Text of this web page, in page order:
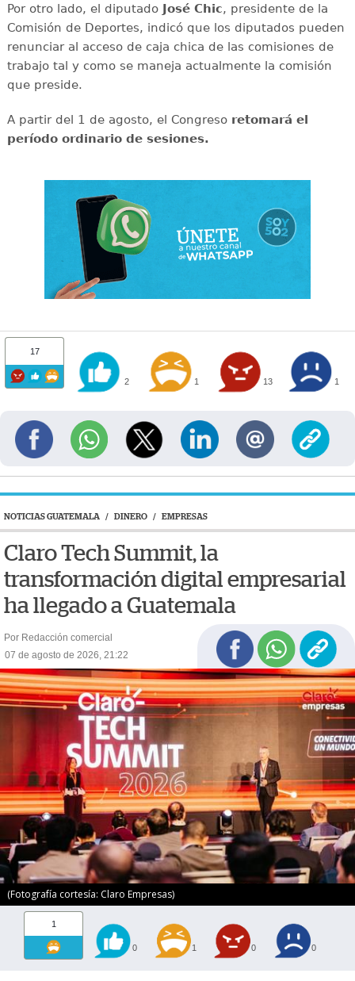
Por otro lado, el diputado José Chic, presidente de la
Comisión de Deportes, indicó que los diputados pueden
renunciar al acceso de caja chica de las comisiones de
trabajo tal y como se maneja actualmente la comisión
que preside.
A partir del 1 de agosto, el Congreso retomará el
período ordinario de sesiones.
17
2 1 13 1
NOTICIAS GUATEMALA / DINERO / EMPRESAS
Claro Tech Summit, la
transformación digital empresarial
ha llegado a Guatemala
Por Redacción comercial
07 de agosto de 2026, 21:22
(Fotografía cortesía: Claro Empresas)
1
0 1 0 0